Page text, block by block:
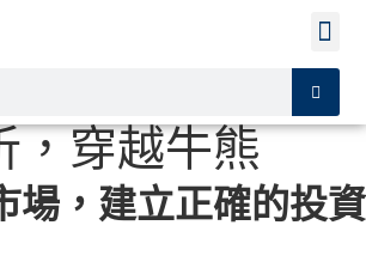
，穿越牛熊
場，建立正確的投資